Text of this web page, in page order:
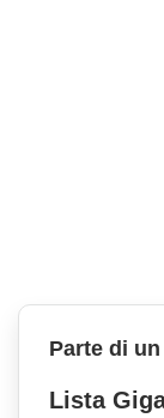
Parte di
Lista